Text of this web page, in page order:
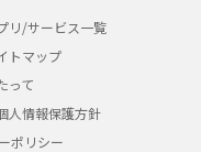
リ/サービス一覧
トマップ
って
人情報保護方針
ポリシー